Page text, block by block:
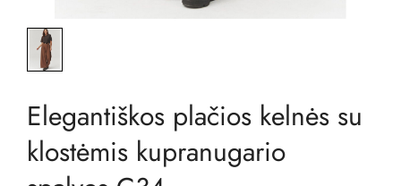
Elegantiškos plačios kelnės su
klostėmis kupranugario